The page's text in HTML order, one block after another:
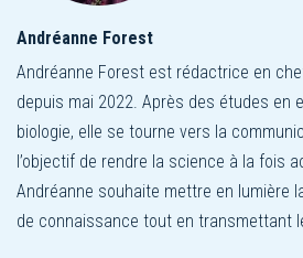
Andréanne Forest
Andréanne Forest est rédactrice en
depuis mai 2022. Après des études en
biologie, elle se tourne vers la
l’objectif de rendre la science à la fois
Andréanne souhaite mettre en lumière
de connaissance tout en transmettant